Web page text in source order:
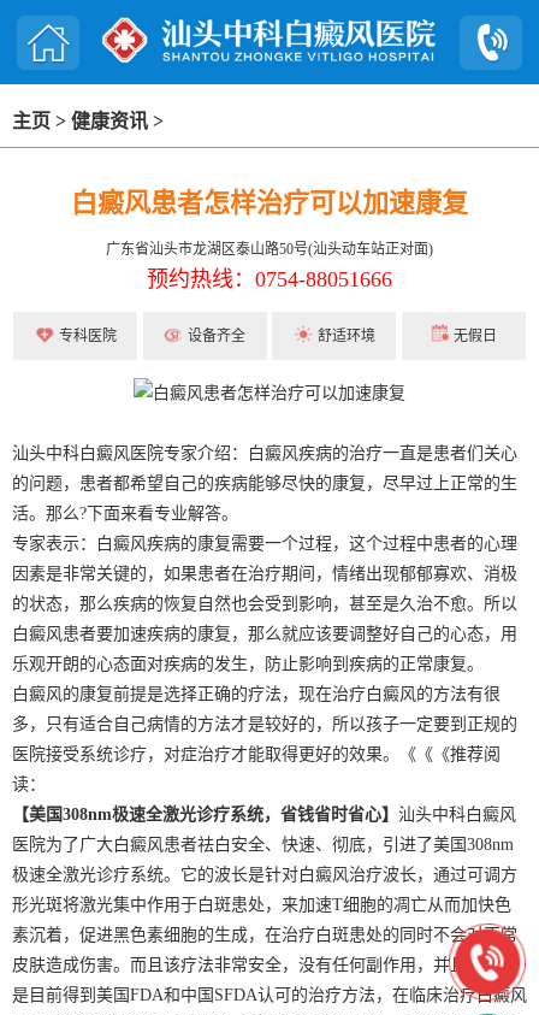
主页 > 健康资讯 >
白癜风患者怎样治疗可以加速康复
广东省汕头市龙湖区泰山路50号(汕头动车站正对面)
预约热线：0754-88051666
专科医院 设备齐全 舒适环境 无假日
汕头中科白癜风医院专家介绍：白癜风疾病的治疗一直是患者们关心
的问题，患者都希望自己的疾病能够尽快的康复，尽早过上正常的生
活。那么?下面来看专业解答。
专家表示：白癜风疾病的康复需要一个过程，这个过程中患者的心理
因素是非常关键的，如果患者在治疗期间，情绪出现郁郁寡欢、消极
的状态，那么疾病的恢复自然也会受到影响，甚至是久治不愈。所以
白癜风患者要加速疾病的康复，那么就应该要调整好自己的心态，用
乐观开朗的心态面对疾病的发生，防止影响到疾病的正常康复。
白癜风的康复前提是选择正确的疗法，现在治疗白癜风的方法有很
多，只有适合自己病情的方法才是较好的，所以孩子一定要到正规的
医院接受系统诊疗，对症治疗才能取得更好的效果。《《《推荐阅
读：
【美国308nm极速全激光诊疗系统，省钱省时省心】 汕头中科白癜风
医院为了广大白癜风患者祛白安全、快速、彻底，引进了美国308nm
极速全激光诊疗系统。它的波长是针对白癜风治疗波长，通过可调方
形光斑将激光集中作用于白斑患处，来加速T细胞的凋亡从而加快色
素沉着，促进黑色素细胞的生成，在治疗白斑患处的同时不会对正常
皮肤造成伤害。而且该疗法非常安全，没有任何副作用，并且该系统
是目前得到美国FDA和中国SFDA认可的治疗方法，在临床治疗白癜风